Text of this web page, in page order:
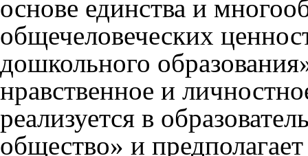
основе единства и
общечеловеческих
дошкольного
нравственное и
реализуется в
общество» и